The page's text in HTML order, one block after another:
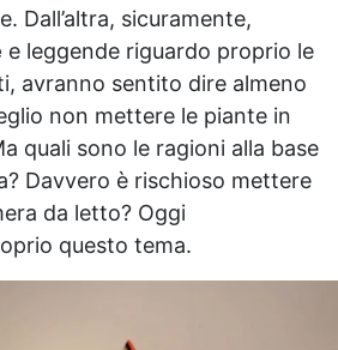
Dall’altra, sicuramente,
e leggende riguardo proprio le
avranno sentito dire almeno
non mettere le piante in
quali sono le ragioni alla base
Davvero è rischioso mettere
da letto? Oggi
questo tema.